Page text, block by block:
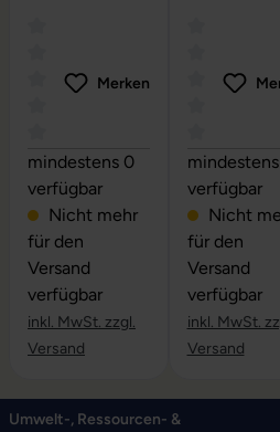
Durchschnittliche Bewertung
Merken
mindestens 0
verfügbar
Nicht mehr
für den
Versand
verfügbar
inkl. MwSt. zzgl.
Versand
verfügbar
Nicht
für den
Versand
verfügbar
inkl. MwSt.
Versand
Umwelt-, Ressourcen- &